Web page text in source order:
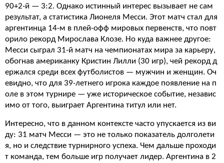
90+2-й — 3:2. Однако истинный интерес вызывает не сам
результат, а статистика Лионеля Месси. Этот матч стал для
аргентинца 14-м в плей-офф мировых первенств, что повт
орило рекорд Мирослава Клозе. Но куда важнее другое:
Месси сыграл 31-й матч на чемпионатах мира за карьеру,
обогнав американку Кристин Лилли (30 игр), чей рекорд д
ержался среди всех футболистов — мужчин и женщин. Оч
евидно, что для 39-летнего игрока каждое появление на п
оле в этом турнире — уже историческое событие, независ
имо от того, выиграет Аргентина титул или нет.
Интересно, что в данном контексте часто упускается из ви
ду: 31 матч Месси — это не только показатель долголети
я, но и следствие турнирного успеха. Чем дальше проходи
т команда, тем больше игр получает лидер. Аргентина в 2